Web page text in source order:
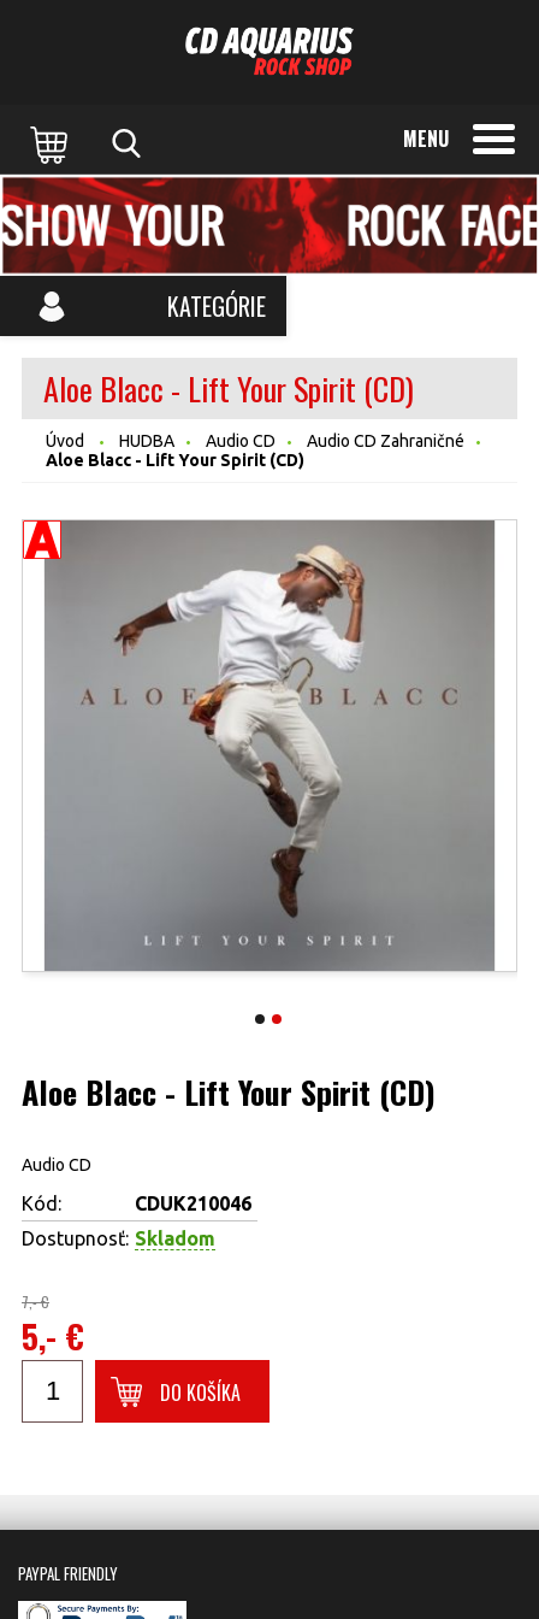
MENU
KATEGÓRIE
Aloe Blacc - Lift Your Spirit (CD)
Úvod HUDBA Audio CD
Audio CD Zahraničné
Aloe Blacc - Lift Your Spirit (CD)
Aloe Blacc - Lift Your Spirit (CD)
Audio CD
Kód:
CDUK210046
Dostupnosť: Skladom
7,- €
5,- €
DO KOŠÍKA
PAYPAL FRIENDLY